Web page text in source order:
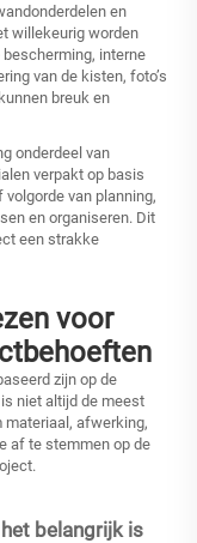
en
willekeurig worden
interne
van de kisten, foto’s
breuk en
onderdeel van
verpakt op basis
van planning,
en organiseren. Dit
een strakke
voor
zijn op de
niet altijd de meest
materiaal, afwerking,
af te stemmen op de
belangrijk is